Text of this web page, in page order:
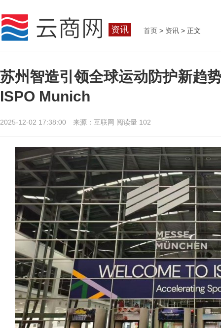
资讯 首页 > 资讯 > 正文
苏州智造引领全球运动防护新
ISPO Munich
2025-12-02 17:38:00 来源：互联网 阅读量 102